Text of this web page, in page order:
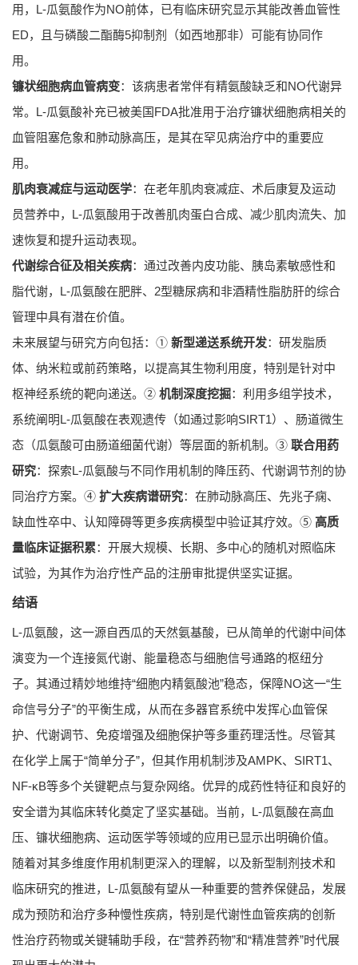
用，L-瓜氨酸作为NO前体，已有临床研究显示其能改善血管性
ED，且与磷酸二酯酶5抑制剂（如西地那非）可能有协同作
用。
镰状细胞病血管病变：该病患者常伴有精氨酸缺乏和NO代谢异
常。L-瓜氨酸补充已被美国FDA批准用于治疗镰状细胞病相关的
血管阻塞危象和肺动脉高压，是其在罕见病治疗中的重要应
用。
肌肉衰减症与运动医学：在老年肌肉衰减症、术后康复及运动
员营养中，L-瓜氨酸用于改善肌肉蛋白合成、减少肌肉流失、加
速恢复和提升运动表现。
代谢综合征及相关疾病：通过改善内皮功能、胰岛素敏感性和
脂代谢，L-瓜氨酸在肥胖、2型糖尿病和非酒精性脂肪肝的综合
管理中具有潜在价值。
未来展望与研究方向包括：① 新型递送系统开发：研发脂质
体、纳米粒或前药策略，以提高其生物利用度，特别是针对中
枢神经系统的靶向递送。② 机制深度挖掘：利用多组学技术，
系统阐明L-瓜氨酸在表观遗传（如通过影响SIRT1）、肠道微生
态（瓜氨酸可由肠道细菌代谢）等层面的新机制。③ 联合用药
研究：探索L-瓜氨酸与不同作用机制的降压药、代谢调节剂的协
同治疗方案。④ 扩大疾病谱研究：在肺动脉高压、先兆子痫、
缺血性卒中、认知障碍等更多疾病模型中验证其疗效。⑤ 高质
量临床证据积累：开展大规模、长期、多中心的随机对照临床
试验，为其作为治疗性产品的注册审批提供坚实证据。
结语
L-瓜氨酸，这一源自西瓜的天然氨基酸，已从简单的代谢中间体
演变为一个连接氮代谢、能量稳态与细胞信号通路的枢纽分
子。其通过精妙地维持“细胞内精氨酸池”稳态，保障NO这一“生
命信号分子”的平衡生成，从而在多器官系统中发挥心血管保
护、代谢调节、免疫增强及细胞保护等多重药理活性。尽管其
在化学上属于“简单分子”，但其作用机制涉及AMPK、SIRT1、
NF-κB等多个关键靶点与复杂网络。优异的成药性特征和良好的
安全谱为其临床转化奠定了坚实基础。当前，L-瓜氨酸在高血
压、镰状细胞病、运动医学等领域的应用已显示出明确价值。
随着对其多维度作用机制更深入的理解，以及新型制剂技术和
临床研究的推进，L-瓜氨酸有望从一种重要的营养保健品，发展
成为预防和治疗多种慢性疾病，特别是代谢性血管疾病的创新
性治疗药物或关键辅助手段，在“营养药物”和“精准营养”时代展